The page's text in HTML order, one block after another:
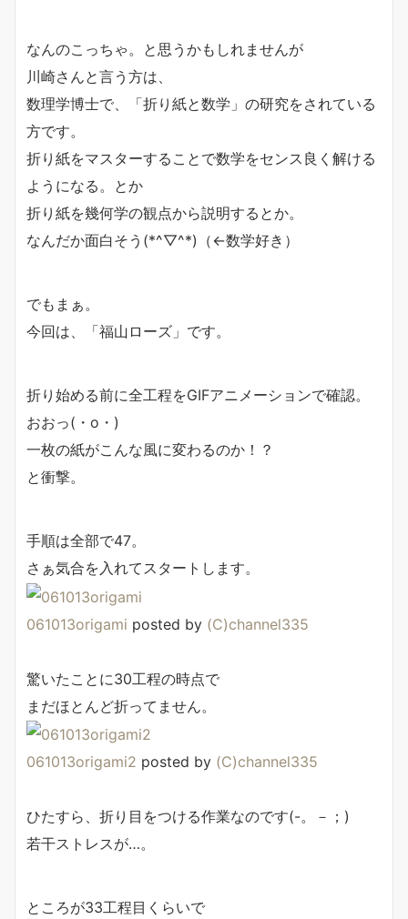
なんのこっちゃ。と思うかもしれませんが
川崎さんと言う方は、
数理学博士で、「折り紙と数学」の研究をされている
方です。
折り紙をマスターすることで数学をセンス良く解ける
ようになる。とか
折り紙を幾何学の観点から説明するとか。
なんだか面白そう(*^▽^*)（←数学好き）
でもまぁ。
今回は、「福山ローズ」です。
折り始める前に全工程をGIFアニメーションで確認。
おおっ(・o・)
一枚の紙がこんな風に変わるのか！？
と衝撃。
手順は全部で47。
さぁ気合を入れてスタートします。
061013origami posted by (C)channel335
驚いたことに30工程の時点で
まだほとんど折ってません。
061013origami2 posted by (C)channel335
ひたすら、折り目をつける作業なのです(-。－；)
若干ストレスが…。
ところが33工程目くらいで